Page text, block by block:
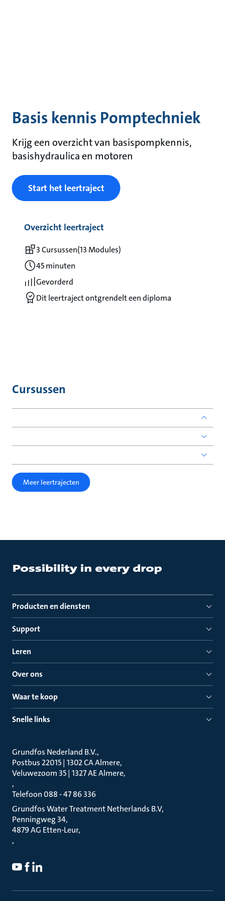
Basis kennis Pomptechniek
Krijg een overzicht van basispompkennis,
basishydraulica en motoren
Start het leertraject
Overzicht leertraject
3 Cursussen(13 Modules)
45 minuten
Gevorderd
Dit leertraject ontgrendelt een diploma
Cursussen
Meer leertrajecten
Producten en diensten
Support
Leren
Over ons
Waar te koop
Snelle links
Grundfos Nederland B.V.
Postbus 22015 | 1302 CA Almere
Veluwezoom 35 | 1327 AE Almere
Telefoon 088 - 47 86 336
Grundfos Water Treatment Netherlands B.V
Penningweg 34
4879 AG Etten-Leur